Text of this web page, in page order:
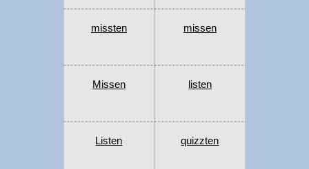
missten missen
Missen listen
Listen quizzten